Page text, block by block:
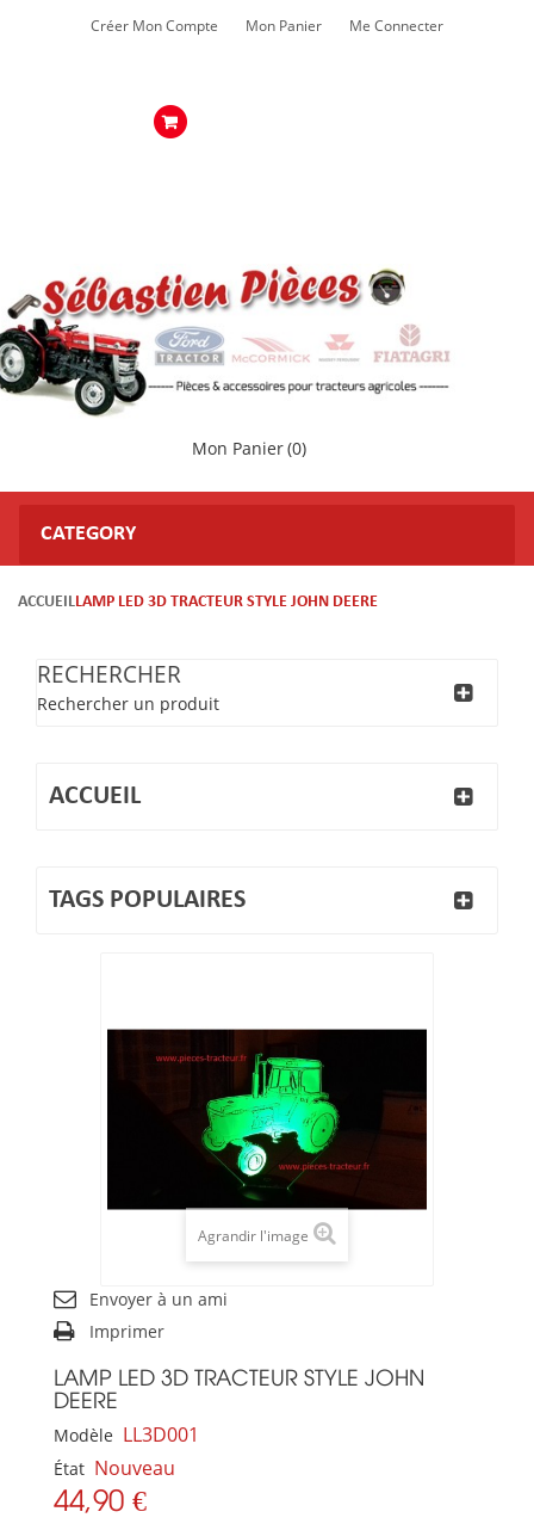
Créer Mon Compte Mon Panier Me Connecter
Mon Panier(0)
CATEGORY
ACCUEILLAMP LED 3D TRACTEUR STYLE JOHN DEERE
RECHERCHER
Rechercher un produit
ACCUEIL
TAGS POPULAIRES
Agrandir l'image
Envoyer à un ami
Imprimer
LAMP LED 3D TRACTEUR STYLE JOHN
DEERE
Modèle LL3D001
État Nouveau
44,90 €